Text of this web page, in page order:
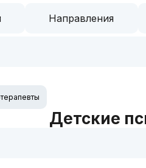
Направления
Детские